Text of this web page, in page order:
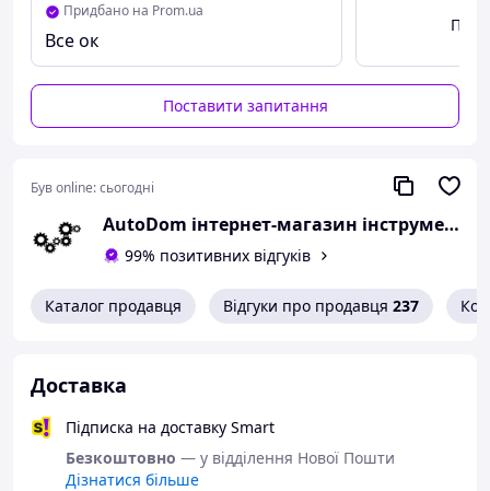
Придбано на Prom.ua
Все ок
Поставити запитання
Був online:сьогодні
AutoDom інтернет-магазин інструменту та обладнання
99% позитивних відгуків
Каталог продавця Відгуки про продавця 237
Доставка
Підписка на доставку Smart
Безкоштовно — у відділення Нової Пошти
Дізнатися більше